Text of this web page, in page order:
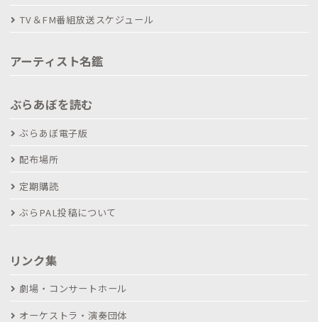
TV＆FM番組放送スケジュール
アーティスト名鑑
ぶらあぼを読む
ぶらあぼ電子版
配布場所
定期購読
ぶらPAL投稿について
リンク集
劇場・コンサートホール
オーケストラ・演奏団体